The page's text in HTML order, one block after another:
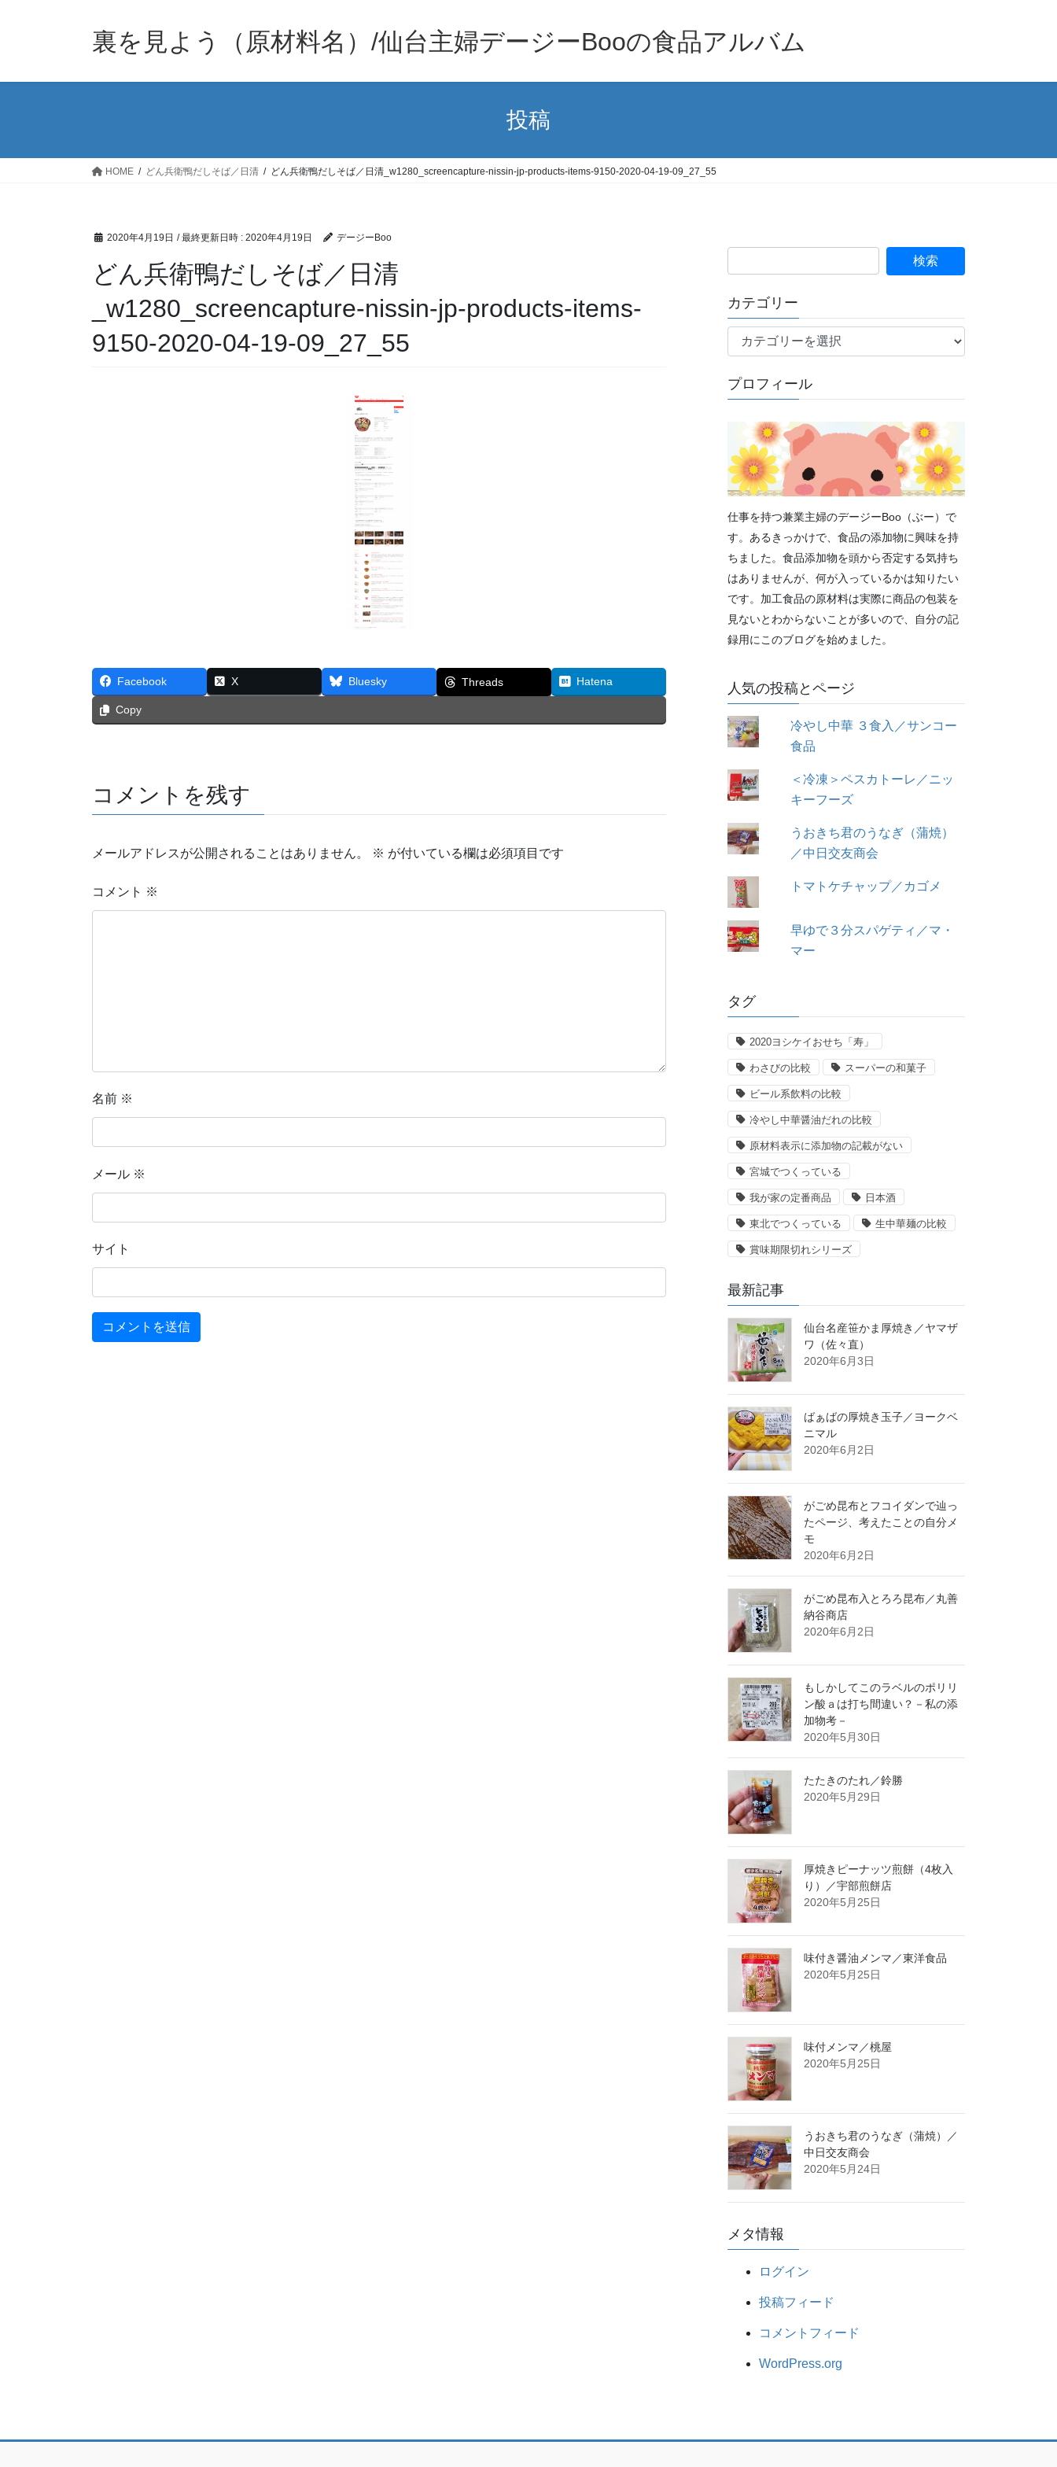
裏を見よう（原材料名）/仙台主婦デージーBooの食品アルバム
投稿
HOME どん兵衛鴨だしそば／日清 どん兵衛鴨だしそば／日清_w1280_screencapture-nissin-jp-products-items-9150-2020-04-19-09_27_55
2020年4月19日 / 最終更新日時 : 2020年4月19日 デージーBoo
どん兵衛鴨だしそば／日清
_w1280_screencapture-nissin-jp-products-items-
9150-2020-04-19-09_27_55
Facebook X Bluesky Threads Hatena
Copy
コメントを残す
メールアドレスが公開されることはありません。 ※ が付いている欄は必須項目です
コメント ※
名前 ※
メール ※
サイト
カテゴリー
テ
リ
プロフィール
仕事を持つ兼業主婦のデージーBoo（ぶー）で
す。あるきっかけで、食品の添加物に興味を持
ちました。食品添加物を頭から否定する気持ち
はありませんが、何が入っているかは知りたい
です。加工食品の原材料は実際に商品の包装を
見ないとわからないことが多いので、自分の記
録用にこのブログを始めました。
人気の投稿とページ
冷やし中華 ３食入／サンコー
食品
＜冷凍＞ペスカトーレ／ニッ
キーフーズ
うおきち君のうなぎ（蒲焼）
／中日交友商会
トマトケチャップ／カゴメ
早ゆで３分スパゲティ／マ・
マー
タグ
2020ヨシケイおせち「寿」
わさびの比較 スーパーの和菓子
ビール系飲料の比較
冷やし中華醤油だれの比較
原材料表示に添加物の記載がない
宮城でつくっている
我が家の定番商品 日本酒
東北でつくっている 生中華麺の比較
賞味期限切れシリーズ
最新記事
仙台名産笹かま厚焼き／ヤマザ
ワ（佐々直）
2020年6月3日
ばぁばの厚焼き玉子／ヨークベ
ニマル
2020年6月2日
がごめ昆布とフコイダンで辿っ
たページ、考えたことの自分メ
モ
2020年6月2日
がごめ昆布入とろろ昆布／丸善
納谷商店
2020年6月2日
もしかしてこのラベルのポリリ
ン酸ａは打ち間違い？－私の添
加物考－
2020年5月30日
たたきのたれ／鈴勝
2020年5月29日
厚焼きピーナッツ煎餅（4枚入
り）／宇部煎餅店
2020年5月25日
味付き醤油メンマ／東洋食品
2020年5月25日
味付メンマ／桃屋
2020年5月25日
うおきち君のうなぎ（蒲焼）／
中日交友商会
2020年5月24日
メタ情報
ログイン
投稿フィード
コメントフィード
WordPress.org